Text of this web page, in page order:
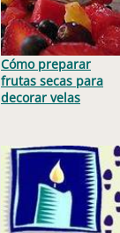
Cómo preparar
frutas secas para
decorar velas